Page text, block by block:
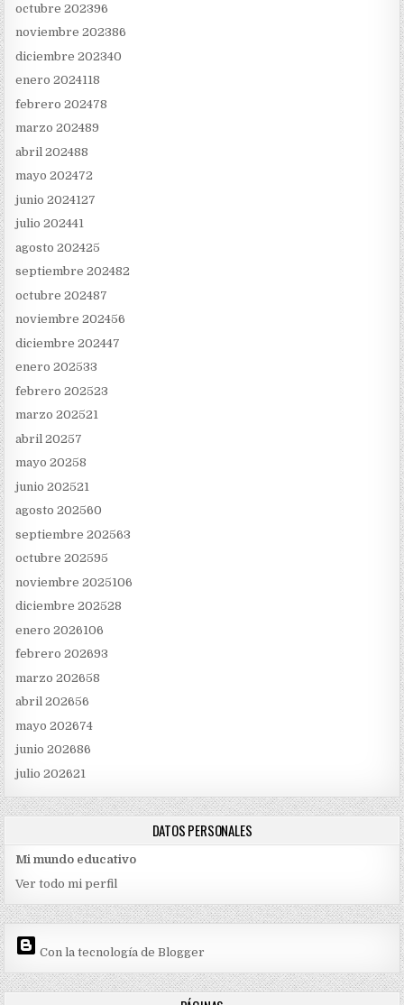
octubre 202396
noviembre 202386
diciembre 202340
enero 2024118
febrero 202478
marzo 202489
abril 202488
mayo 202472
junio 2024127
julio 202441
agosto 202425
septiembre 202482
octubre 202487
noviembre 202456
diciembre 202447
enero 202533
febrero 202523
marzo 202521
abril 20257
mayo 20258
junio 202521
agosto 202560
septiembre 202563
octubre 202595
noviembre 2025106
diciembre 202528
enero 2026106
febrero 202693
marzo 202658
abril 202656
mayo 202674
junio 202686
julio 202621
DATOS PERSONALES
Mi mundo educativo
Ver todo mi perfil
Con la tecnología de Blogger